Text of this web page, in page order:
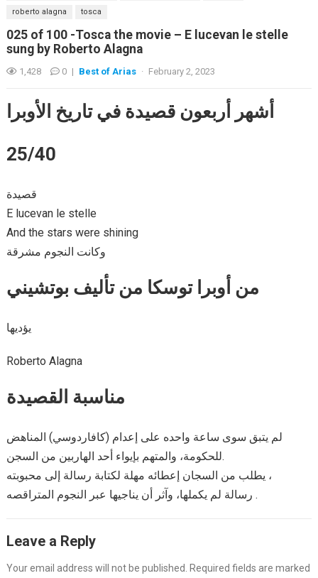
roberto alagna
tosca
025 of 100 -Tosca the movie – E lucevan le stelle
sung by Roberto Alagna
1,428 0 | Best of Arias · February 2, 2023
أشهر أربعون قصيدة في تاريخ الأوبرا
25/40
قصيدة
E lucevan le stelle
And the stars were shining
وكانت النجوم مشرقة
من أوبرا توسكا من تأليف بوتشيني
يؤديها
Roberto Alagna
مناسبة القصيدة
لم يتبق سوى ساعة واحده على إعدام (كافاردوسي) المناهض
للحكومة، والمتهم بإيواء أحد الهاربين من السجن.
يطلب من السجان إعطائه مهلة لكتابة رسالة إلى محبوبته ،
رسالة لم يكملها، وآثر أن يناجيها عبر النجوم المتراقصه .
Leave a Reply
Your email address will not be published. Required fields are marked